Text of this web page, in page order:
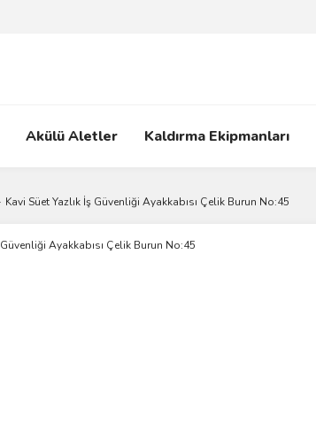
Akülü Aletler Kaldırma Ekipmanları
Kavi Süet Yazlık İş Güvenliği Ayakkabısı Çelik Burun No:45